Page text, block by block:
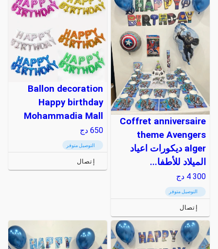
Coffret anniversaire
theme Avengers
alger ديكورات اعياد
الميلاد للأطفا...
4 300 دج
التوصيل متوفر
إتصال
Ballon decoration
Happy birthday
Mohammadia Mall
650 دج
التوصيل متوفر
إتصال